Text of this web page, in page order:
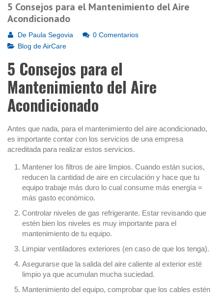
5 Consejos para el Mantenimiento del Aire
Acondicionado
De Paula Segovia
0 Comentarios
Blog de AirCare
5 Consejos para el
Mantenimiento del Aire
Acondicionado
Antes que nada, para el mantenimiento del aire acondicionado,
es importante contar con los servicios de una empresa
acreditada para realizar estos servicios.
Mantener los filtros de aire limpios. Cuando están sucios,
reducen la cantidad de aire en circulación y hace que tu
equipo trabaje más duro lo cual consume más energía =
más gasto económico.
Controlar niveles de gas refrigerante. Estar revisando que
estén bien los niveles es muy importante para el
mantenimiento de tu equipo.
Limpiar ventiladores exteriores (en caso de que los tenga).
Asegurarse que la salida del aire caliente al exterior esté
limpio ya que acumulan mucha suciedad.
Mantenimiento del equipo, comprobar que los cables estén